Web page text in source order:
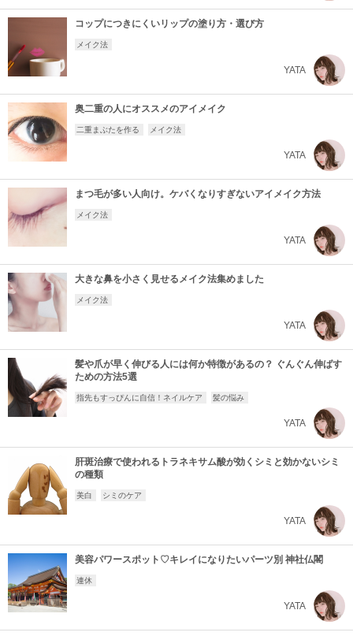
コップにつきにくいリップの塗り方・選び方
メイク法
YATA
奥二重の人にオススメのアイメイク
二重まぶたを作る メイク法
YATA
まつ毛が多い人向け。ケバくなりすぎないアイメイク方法
メイク法
YATA
大きな鼻を小さく見せるメイク法集めました
メイク法
YATA
髪や爪が早く伸びる人には何か特徴があるの？ ぐんぐん伸ばす
ための方法5選
指先もすっぴんに自信！ネイルケア 髪の悩み
YATA
肝斑治療で使われるトラネキサム酸が効くシミと効かないシミ
の種類
美白 シミのケア
YATA
美容パワースポット♡キレイになりたいパーツ別 神社仏閣
連休
YATA